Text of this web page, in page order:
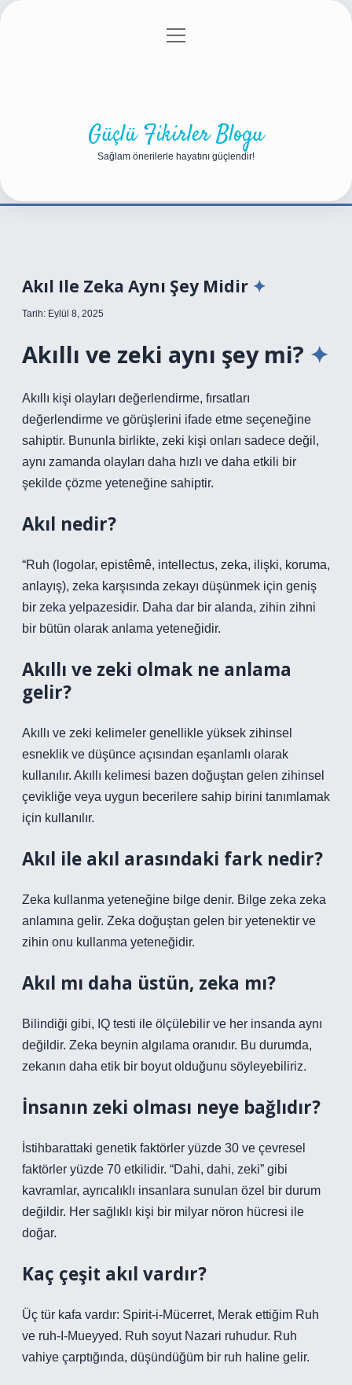
Gizlilik Politikası
menüyü
Güçlü Fikirler Blogu
Sağlam önerilerle hayatını güçlendir!
Akıl Ile Zeka Aynı Şey Midir
Tarih: Eylül 8, 2025
Akıllı ve zeki aynı şey mi?
Akıllı kişi olayları değerlendirme, fırsatları
değerlendirme ve görüşlerini ifade etme seçeneğine
sahiptir. Bununla birlikte, zeki kişi onları sadece değil,
aynı zamanda olayları daha hızlı ve daha etkili bir
şekilde çözme yeteneğine sahiptir.
Akıl nedir?
“Ruh (logolar, epistêmê, intellectus, zeka, ilişki, koruma,
anlayış), zeka karşısında zekayı düşünmek için geniş
bir zeka yelpazesidir. Daha dar bir alanda, zihin zihni
bir bütün olarak anlama yeteneğidir.
Akıllı ve zeki olmak ne anlama
gelir?
Akıllı ve zeki kelimeler genellikle yüksek zihinsel
esneklik ve düşünce açısından eşanlamlı olarak
kullanılır. Akıllı kelimesi bazen doğuştan gelen zihinsel
çevikliğe veya uygun becerilere sahip birini tanımlamak
için kullanılır.
Akıl ile akıl arasındaki fark nedir?
Zeka kullanma yeteneğine bilge denir. Bilge zeka zeka
anlamına gelir. Zeka doğuştan gelen bir yetenektir ve
zihin onu kullanma yeteneğidir.
Akıl mı daha üstün, zeka mı?
Bilindiği gibi, IQ testi ile ölçülebilir ve her insanda aynı
değildir. Zeka beynin algılama oranıdır. Bu durumda,
zekanın daha etik bir boyut olduğunu söyleyebiliriz.
İnsanın zeki olması neye bağlıdır?
İstihbarattaki genetik faktörler yüzde 30 ve çevresel
faktörler yüzde 70 etkilidir. “Dahi, dahi, zeki” gibi
kavramlar, ayrıcalıklı insanlara sunulan özel bir durum
değildir. Her sağlıklı kişi bir milyar nöron hücresi ile
doğar.
Kaç çeşit akıl vardır?
Üç tür kafa vardır: Spirit-i-Mücerret, Merak ettiğim Ruh
ve ruh-I-Mueyyed. Ruh soyut Nazari ruhudur. Ruh
vahiye çarptığında, düşündüğüm bir ruh haline gelir.